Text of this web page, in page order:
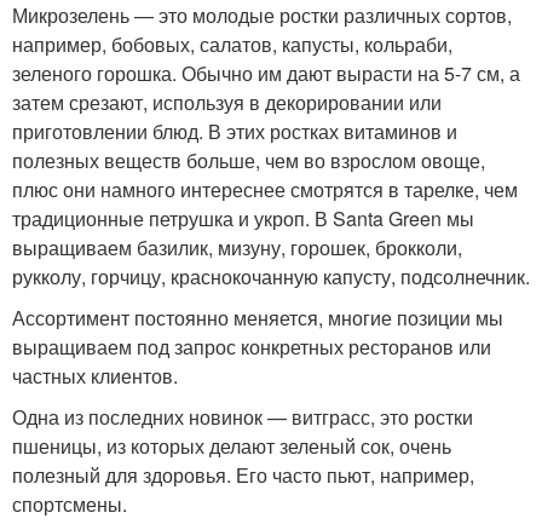
Микрозелень — это молодые ростки различных сортов,
например, бобовых, салатов, капусты, кольраби,
зеленого горошка. Обычно им дают вырасти на 5-7 см, а
затем срезают, используя в декорировании или
приготовлении блюд. В этих ростках витаминов и
полезных веществ больше, чем во взрослом овоще,
плюс они намного интереснее смотрятся в тарелке, чем
традиционные петрушка и укроп. В Santa Green мы
выращиваем базилик, мизуну, горошек, брокколи,
рукколу, горчицу, краснокочанную капусту, подсолнечник.
Ассортимент постоянно меняется, многие позиции мы
выращиваем под запрос конкретных ресторанов или
частных клиентов.
Одна из последних новинок — витграсс, это ростки
пшеницы, из которых делают зеленый сок, очень
полезный для здоровья. Его часто пьют, например,
спортсмены.